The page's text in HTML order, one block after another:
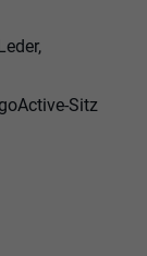
Sitz